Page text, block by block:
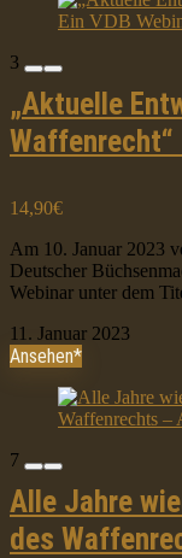
3
„Aktuelle
Waffenrecht“
14,90€
Am 10. Januar 2023
Deutscher
Webinar unter dem
11. Januar 2023
Ansehen*
7
Alle Jahre
des